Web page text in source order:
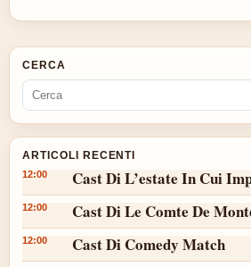
CERCA
ARTICOLI RECENTI
12:00 Cast Di L’estate In Cui
12:00 Cast Di Le Comte De
12:00 Cast Di Comedy Match